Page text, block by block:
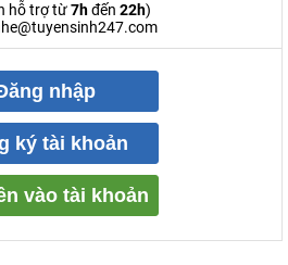
hỗ trợ từ7hđến 22h)
nhập
ký tài khoản
vào tài khoản